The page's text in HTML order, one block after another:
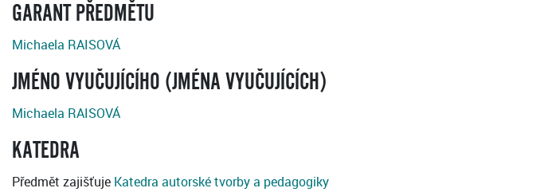
GARANT PŘEDMĚTU
Michaela RAISOVÁ
JMÉNO VYUČUJÍCÍHO (JMÉNA VYUČUJÍCÍCH)
Michaela RAISOVÁ
KATEDRA
Předmět zajišťuje Katedra autorské tvorby a pedagogiky